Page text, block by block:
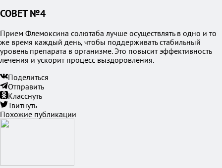
СОВЕТ №4
Прием Флемоксина солютаба лучше осуществлять в одно и то
же время каждый день, чтобы поддерживать стабильный
уровень препарата в организме. Это повысит эффективность
лечения и ускорит процесс выздоровления.
Поделиться
Отправить
Класснуть
Твитнуть
Похожие публикации